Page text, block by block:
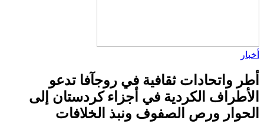
أخبار
أطر واتحادات ثقافية في روجآفا تدعو
الأطراف الكردية في أجزاء كردستان إلى
الحوار ورص الصفوف ونبذ الخلافات